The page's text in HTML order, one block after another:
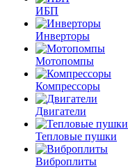
ИБП
Инверторы
Мотопомпы
Компрессоры
Двигатели
Тепловые пушки
Виброплиты